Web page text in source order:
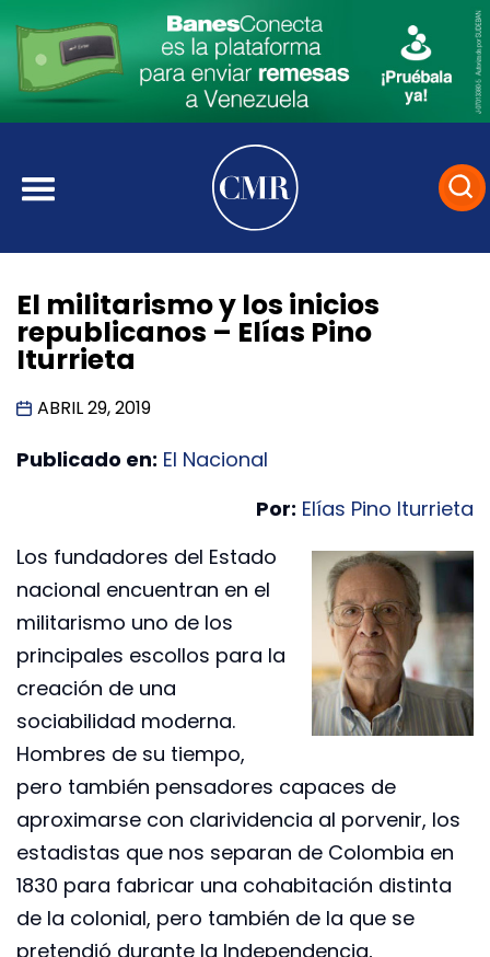
El militarismo y los inicios
republicanos – Elías Pino
Iturrieta
ABRIL 29, 2019
Publicado en: El Nacional
Por: Elías Pino Iturrieta
Los fundadores del Estado
nacional encuentran en el
militarismo uno de los
principales escollos para la
creación de una
sociabilidad moderna.
Hombres de su tiempo,
pero también pensadores capaces de
aproximarse con clarividencia al porvenir, los
estadistas que nos separan de Colombia en
1830 para fabricar una cohabitación distinta
de la colonial, pero también de la que se
pretendió durante la Independencia,